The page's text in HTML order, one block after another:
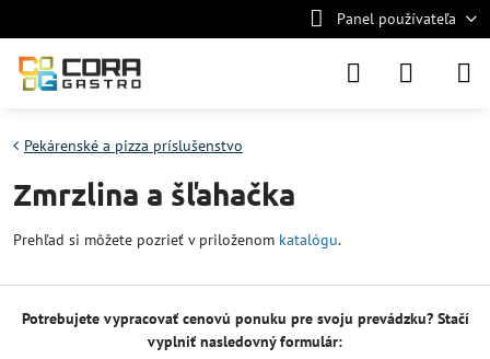
Panel používateľa
Pekárenské a pizza príslušenstvo
Zmrzlina a šľahačka
Prehľad si môžete pozrieť v priloženom katalógu.
Potrebujete vypracovať cenovú ponuku pre svoju prevádzku? Stačí
vyplniť nasledovný formulár: